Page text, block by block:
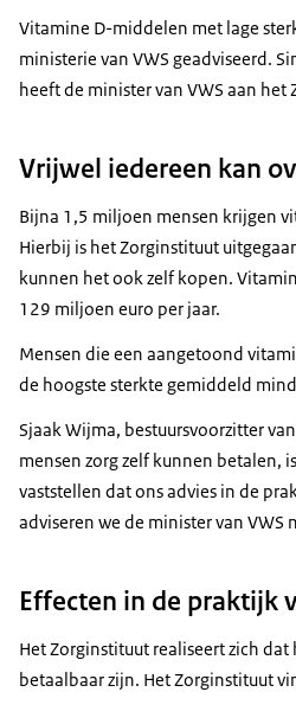
Vitamine D-middelen met lage
ministerie van VWS geadviseerd.
heeft de minister van VWS aan
Vrijwel iedereen kan
Bijna 1,5 miljoen mensen krijgen
Hierbij is het Zorginstituut
kunnen het ook zelf kopen.
129 miljoen euro per jaar.
Mensen die een aangetoond
de hoogste sterkte gemiddeld
Sjaak Wijma, bestuursvoorzitter
mensen zorg zelf kunnen betalen,
vaststellen dat ons advies in de
adviseren we de minister van
Effecten in de praktijk
Het Zorginstituut realiseert zich
betaalbaar zijn. Het Zorginstituut